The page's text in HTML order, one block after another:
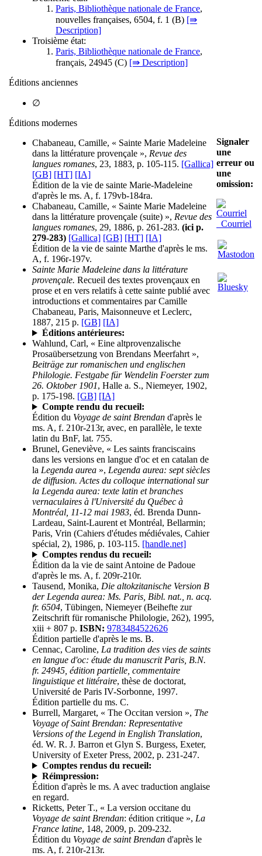
Paris, Bibliothèque nationale de France,
nouvelles françaises, 6504, f. 1 (B) [⇛
Description]
Troisième état:
Paris, Bibliothèque nationale de France,
français, 24945 (C) [⇛ Description]
Éditions anciennes
∅
Éditions modernes
Chabaneau, Camille, « Sainte Marie Madeleine
dans la littérature provençale », Revue des
langues romanes, 23, 1883, p. 105-115. [Gallica]
[GB] [HT] [IA]
Édition de la vie de sainte Marie-Madeleine
d'après le ms. A, f. 179vb-184ra.
Chabaneau, Camille, « Sainte Marie Madeleine
dans la littérature provençale (suite) », Revue des
langues romanes, 29, 1886, p. 261-283. (ici p.
279-283) [Gallica] [GB] [HT] [IA]
Édition de la vie de sainte Marthe d'après le ms.
A, f. 196r-197v.
Sainte Marie Madeleine dans la littérature
provençale. Recueil des textes provençaux en
prose et en vers relatifs à cette sainte publié avec
introductions et commentaires par Camille
Chabaneau, Paris, Maisonneuve et Leclerc,
1887, 215 p. [GB] [IA]
Éditions antérieures:
Wahlund, Carl, « Eine altprovenzalische
Prosaübersetzung von Brendans Meerfahrt »,
Beiträge zur romanischen und englischen
Philologie. Festgabe für Wendelin Foerster zum
26. Oktober 1901, Halle a. S., Niemeyer, 1902,
p. 175-198. [GB] [IA]
Compte rendu du recueil:
Édition du Voyage de saint Brendan d'après le
ms. A, f. 210r-213r, avec, en parallèle, le texte
latin du BnF, lat. 755.
Brunel, Geneviève, « Les saints franciscains
dans les versions en langue d'oc et en catalan de
la Legenda aurea », Legenda aurea: sept siècles
de diffusion. Actes du colloque international sur
la Legenda aurea: texte latin et branches
vernaculaires à l'Université du Québec à
Montréal, 11-12 mai 1983, éd. Brenda Dunn-
Lardeau, Saint-Laurent et Montréal, Bellarmin;
Paris, Vrin (Cahiers d'études médiévales, Cahier
spécial, 2), 1986, p. 103-115. [handle.net]
Comptes rendus du recueil:
Édition da la vie de saint Antoine de Padoue
d'après le ms. A, f. 209r-210r.
Tausend, Monika, Die altokzitanische Version B
der Legenda aurea: Ms. Paris, Bibl. nat., n. acq.
fr. 6504, Tübingen, Niemeyer (Beihefte zur
Zeitschrift für romanische Philologie, 262), 1995,
xiii + 807 p. ISBN: 9783484522626
Édition partielle d'après le ms. B.
Cennac, Caroline, La tradition des vies de saints
en langue d'oc: étude du manuscrit Paris, B.N.
fr. 24945, édition partielle, commentaire
linguistique et littéraire, thèse de doctorat,
Université de Paris IV-Sorbonne, 1997.
Édition partielle du ms. C.
Burrell, Margaret, « The Occitan version », The
Voyage of Saint Brendan: Representative
Versions of the Legend in English Translation,
éd. W. R. J. Barron et Glyn S. Burgess, Exeter,
University of Exeter Press, 2002, p. 231-247.
Comptes rendus du recueil:
Réimpression:
Édition d'après le ms. A avec traduction anglaise
en regard.
Ricketts, Peter T., « La version occitane du
Voyage de saint Brendan: édition critique », La
France latine, 148, 2009, p. 209-232.
Édition du Voyage de saint Brendan d'après le
ms. A, f. 210r-213r.
Signaler
une
erreur ou
une
omission:
Courriel